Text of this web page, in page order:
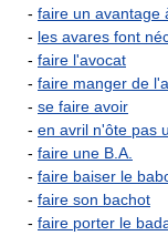
- faire un avantage
- les avares font
- faire l'avocat
- faire manger de
- se faire avoir
- en avril n'ôte pas
- faire une B.A.
- faire baiser le
- faire son bachot
- faire porter le